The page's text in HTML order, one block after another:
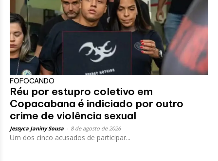
FOFOCANDO
Réu por estupro coletivo em
Copacabana é indiciado por outro
crime de violência sexual
Jessyca Janiny Sousa 8 de agosto de 2026
Um dos cinco acusados de participar...